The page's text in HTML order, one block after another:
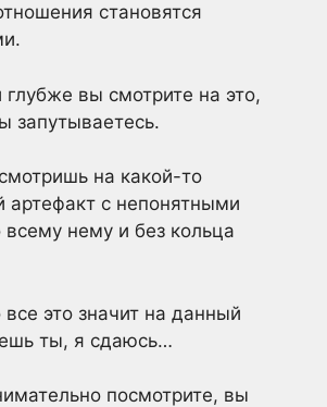
становятся
вы смотрите на это,
запутываетесь.
на какой-то
артефакт с непонятными
нему и без кольца
все это значит на данный
ты, я сдаюсь…
посмотрите, вы